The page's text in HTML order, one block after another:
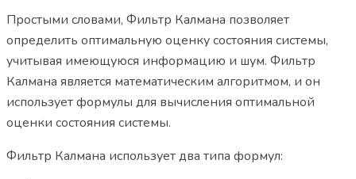
Простыми словами, Фильтр Калмана позволяет
определить оптимальную оценку состояния системы,
учитывая имеющуюся информацию и шум. Фильтр
Калмана является математическим алгоритмом, и он
использует формулы для вычисления оптимальной
оценки состояния системы.
Фильтр Калмана использует два типа формул: